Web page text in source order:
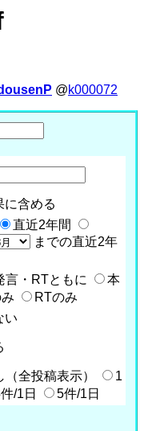
@k000072
に含める
直近2年間
までの直近2年
言・RTともに
本
RTのみ
い
（全投稿表示）
1
/1日 5件/1日